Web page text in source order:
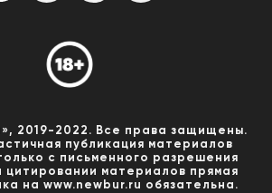
2019-2022. Все права защищены.
публикация материалов
с письменного разрешения
цитировании материалов прямая
на www.newbur.ru обязательна.